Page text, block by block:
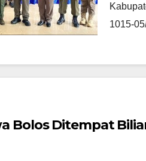
1015-
Bolos Ditempat